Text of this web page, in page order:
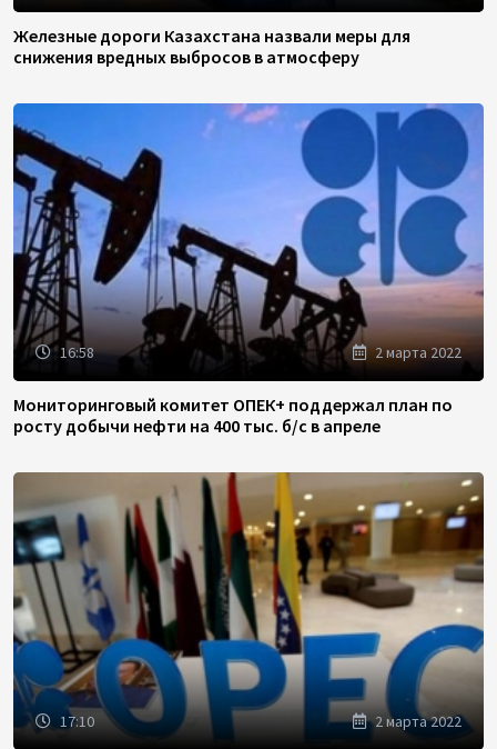
Железные дороги Казахстана назвали меры для
снижения вредных выбросов в атмосферу
16:58 2 марта 2022
Мониторинговый комитет ОПЕК+ поддержал план по
росту добычи нефти на 400 тыс. б/с в апреле
17:10 2 марта 2022